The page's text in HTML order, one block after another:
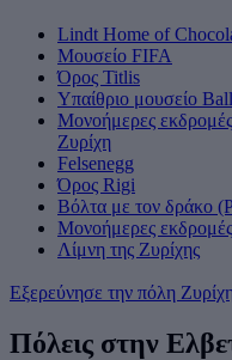
Lindt Home of
Μουσείο FIFA
Όρος Titlis
Υπαίθριο μουσείο
Μονοήμερες
Ζυρίχη
Felsenegg
Όρος Rigi
Βόλτα με τον δράκο
Μονοήμερες
Λίμνη της Ζυρίχης
Εξερεύνησε την πόλη Ζυρίχη
Πόλεις στην